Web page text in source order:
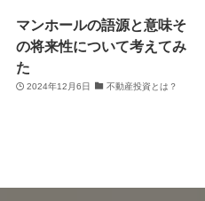
マンホールの語源と意味そ
の将来性について考えてみ
た
2024年12月6日 不動産投資とは？